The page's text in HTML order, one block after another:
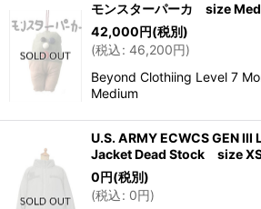
モンスターパーカ size
42,000円(税別)
(税込: 46,200円)
Beyond Clothiing Level 7
Medium
U.S. ARMY ECWCS GEN
Jacket Dead Stock size
0円(税別)
(税込: 0円)